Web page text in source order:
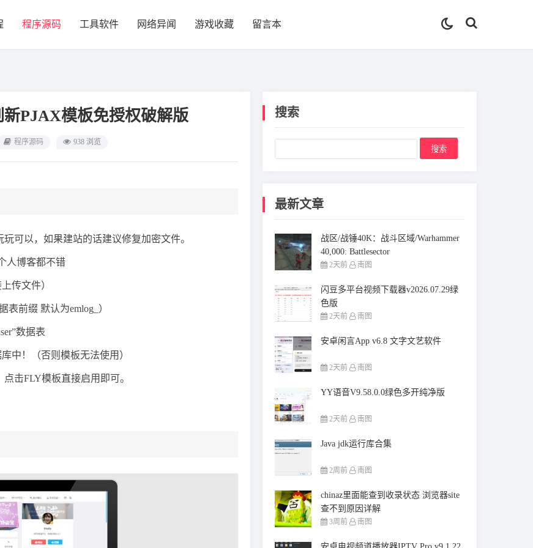
程序源码 工具软件 网络异闻 游戏收藏 留言本
PJAX模板免授权破解版
程序源码 938 浏览
可以，如果建站的话建议修复加密文件。
人博客都不错
传文件）
前缀 默认为emlog_）
数据表
中！（否则模板无法使用）
击FLY模板直接启用即可。
搜索
最新文章
战区/战锤40K：战斗区域/Warhammer
40,000: Battlesector
2天前 南图
闪豆多平台视频下载器v2026.07.29绿
色版
2天前 南图
安卓闲言App v6.8 文字文艺软件
2天前 南图
YY语音V9.58.0.0绿色多开纯净版
2天前 南图
Java jdk运行库合集
2周前 南图
chinaz里面能查到收录状态 浏览器site
查不到原因详解
3周前 南图